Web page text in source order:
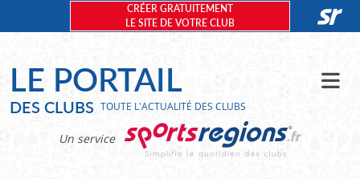
Panneau de gestion des cookies
LE PORTAIL
DES CLUBS TOUTE L'ACTUALITÉ DES CLUBS
Un service
CRÉER GRATUITEMENT
LE SITE DE VOTRE CLUB